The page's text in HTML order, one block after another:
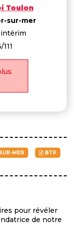
Toulon
sur-mer
MER BTP
pour révéler
de notre